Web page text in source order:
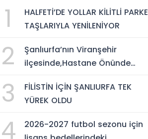
1
HALFETİ’DE YOLLAR KİLİTLİ PARKE
TAŞLARIYLA YENİLENİYOR
2
Şanlıurfa’nın Viranşehir
ilçesinde,Hastane Önünde
3
FİLİSTİN İÇİN ŞANLIURFA TEK
YÜREK OLDU
4
2026-2027 futbol sezonu için